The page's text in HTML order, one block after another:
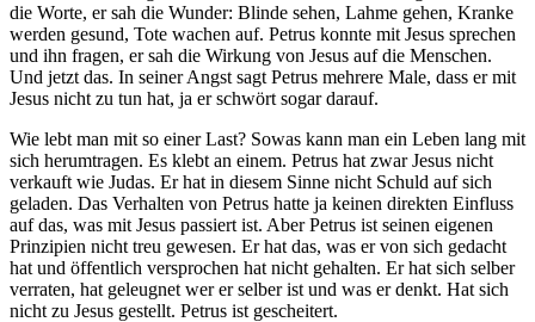
die Worte, er sah die Wunder: Blinde sehen, Lahme gehen, Kranke
werden gesund, Tote wachen auf. Petrus konnte mit Jesus sprechen
und ihn fragen, er sah die Wirkung von Jesus auf die Menschen.
Und jetzt das. In seiner Angst sagt Petrus mehrere Male, dass er mit
Jesus nicht zu tun hat, ja er schwört sogar darauf.
Wie lebt man mit so einer Last? Sowas kann man ein Leben lang mit
sich herumtragen. Es klebt an einem. Petrus hat zwar Jesus nicht
verkauft wie Judas. Er hat in diesem Sinne nicht Schuld auf sich
geladen. Das Verhalten von Petrus hatte ja keinen direkten Einfluss
auf das, was mit Jesus passiert ist. Aber Petrus ist seinen eigenen
Prinzipien nicht treu gewesen. Er hat das, was er von sich gedacht
hat und öffentlich versprochen hat nicht gehalten. Er hat sich selber
verraten, hat geleugnet wer er selber ist und was er denkt. Hat sich
nicht zu Jesus gestellt. Petrus ist gescheitert.